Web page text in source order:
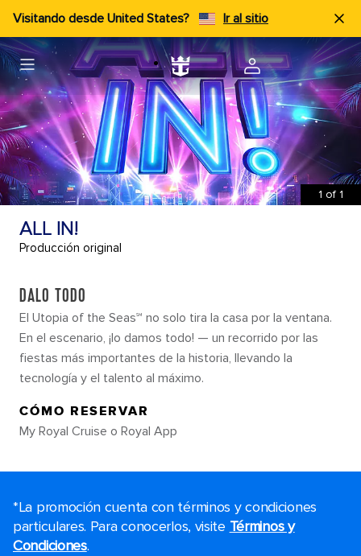
Visitando desde United States? Ir al sitio
1 of 1
ALL IN!
Producción original
DALO TODO
El Utopia of the Seas℠ no solo tira la casa por la ventana.
En el escenario, ¡lo damos todo! — un recorrido por las
fiestas más importantes de la historia, llevando la
tecnología y el talento al máximo.
CÓMO RESERVAR
My Royal Cruise o Royal App
*La promoción cuenta con términos y condiciones
particulares. Para conocerlos, visite Términos y
Condiciones.